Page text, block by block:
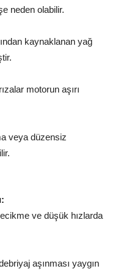
neden olabilir.
kaynaklanan yağ
motorun aşırı
veya düzensiz
ve düşük hızlarda
aşınması yaygın